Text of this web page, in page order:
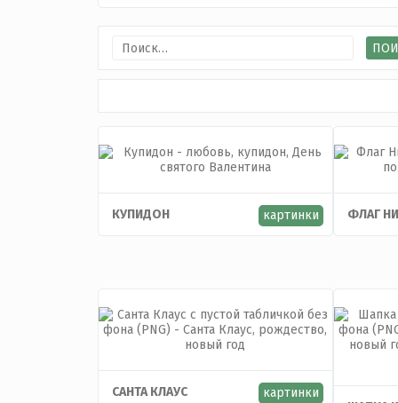
КУПИДОН картинки ФЛАГ
САНТА КЛАУС
картинки